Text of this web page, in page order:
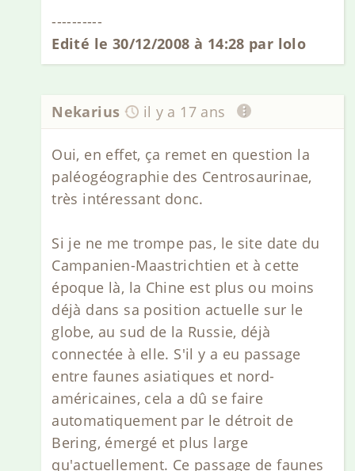
----------
Edité le 30/12/2008 à 14:28 par lolo
Nekarius il y a 17 ans
Oui, en effet, ça remet en question la
paléogéographie des Centrosaurinae,
très intéressant donc.
Si je ne me trompe pas, le site date du
Campanien-Maastrichtien et à cette
époque là, la Chine est plus ou moins
déjà dans sa position actuelle sur le
globe, au sud de la Russie, déjà
connectée à elle. S'il y a eu passage
entre faunes asiatiques et nord-
américaines, cela a dû se faire
automatiquement par le détroit de
Bering, émergé et plus large
qu'actuellement. Ce passage de faunes